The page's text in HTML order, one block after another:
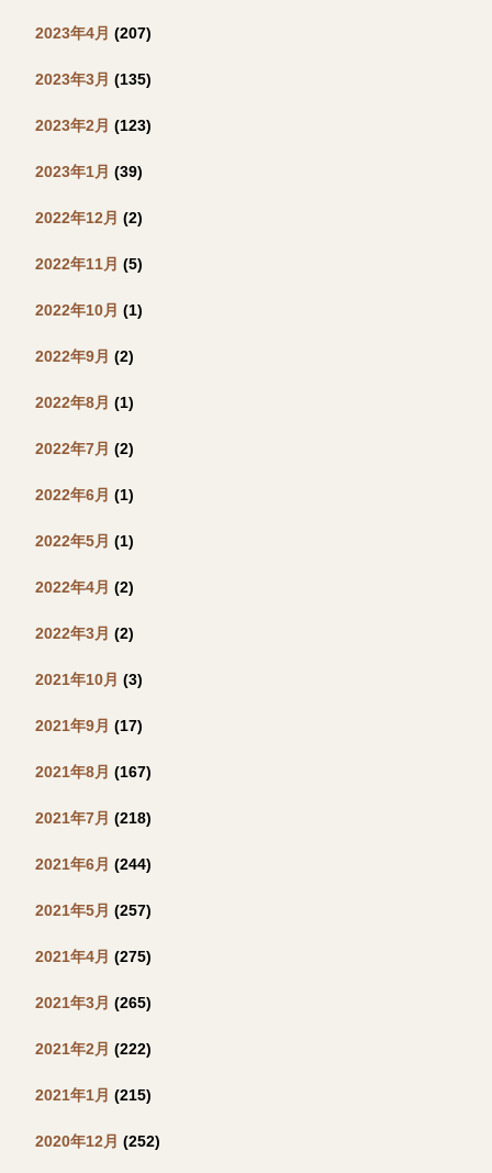
2023年4月 (207)
2023年3月 (135)
2023年2月 (123)
2023年1月 (39)
2022年12月 (2)
2022年11月 (5)
2022年10月 (1)
2022年9月 (2)
2022年8月 (1)
2022年7月 (2)
2022年6月 (1)
2022年5月 (1)
2022年4月 (2)
2022年3月 (2)
2021年10月 (3)
2021年9月 (17)
2021年8月 (167)
2021年7月 (218)
2021年6月 (244)
2021年5月 (257)
2021年4月 (275)
2021年3月 (265)
2021年2月 (222)
2021年1月 (215)
2020年12月 (252)